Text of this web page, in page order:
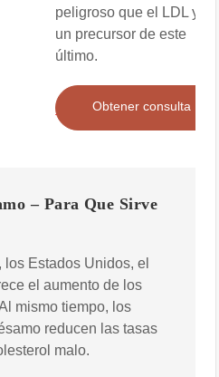
peligroso que el LDL y es
un precursor de este
último.
Obtener consulta
– Para Que Sirve
Estados Unidos, el
el aumento de los
mismo tiempo, los
reducen las tasas
malo.